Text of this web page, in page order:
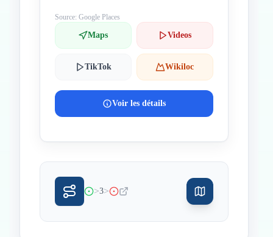
Source: Google Places
Maps Videos
TikTok Wikiloc
Voir les détails
>3>